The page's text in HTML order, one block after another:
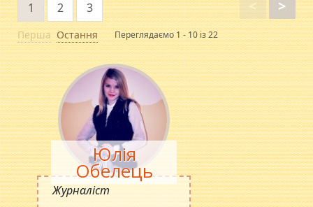
Перша
<
1 2 3 >
Остання Переглядаємо 1 - 10 із 22
Юлія
Обелець
Журналіст